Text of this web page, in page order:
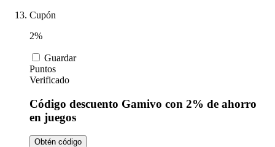
Cupón
2%
Guardar
Puntos
Verificado
Código descuento Gamivo con 2% de ahorro
en juegos
Obtén código